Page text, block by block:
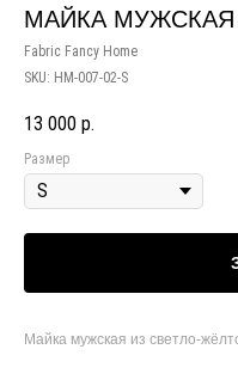
МАЙКА МУЖСКАЯ
Fabric Fancy Home
SKU: HM-007-02-S
13 000 р.
Размер
Майка мужская из светло-